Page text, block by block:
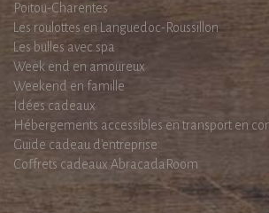
Poitou-Charentes
Les roulottes en Languedoc-Roussillon
Les bulles avec spa
Week end en amoureux
Weekend en famille
Idées cadeaux
Hébergements accessibles en transport en
Guide cadeau d'entreprise
Coffrets cadeaux AbracadaRoom